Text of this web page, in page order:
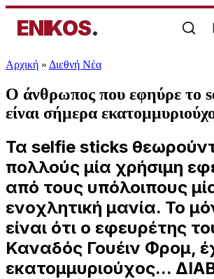
ENIKOS.
Αρχική » Διεθνή Νέα
Ο άνθρωπος που εφηύρε το
είναι σήμερα
Τα selfie sticks
πολλούς μία χρήσιμη
από τους υπόλοιπους
ενοχλητική μανία. Το
είναι ότι ο εφευρέτης
Καναδός Γουέιν Φρομ,
εκατομμυριούχος...